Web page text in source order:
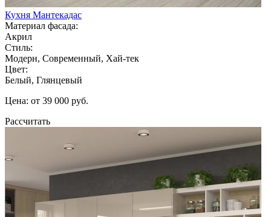
Кухня Мантекадас
Материал фасада:
Акрил
Стиль:
Модерн, Современный, Хай-тек
Цвет:
Белый, Глянцевый
Цена: от 39 000 руб.
Рассчитать